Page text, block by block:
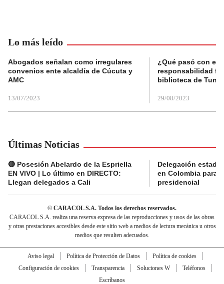
Lo más leído
Abogados señalan como irregulares
convenios ente alcaldía de Cúcuta y
AMC
13/07/2023
¿Qué pasó con el
responsabilidad
biblioteca de
29/08/2023
Últimas Noticias
🔴 Posesión Abelardo de la Espriella
EN VIVO | Lo último en DIRECTO:
Llegan delegados a Cali
Delegación
en Colombia para
presidencial
© CARACOL S.A. Todos los derechos reservados.
CARACOL S.A. realiza una reserva expresa de las reproducciones y usos de las obras
y otras prestaciones accesibles desde este sitio web a medios de lectura mecánica u otros
medios que resulten adecuados.
Aviso legal Política de Protección de Datos
Política de cookies
Configuración de cookies
Transparencia Soluciones W
Teléfonos
Escríbanos